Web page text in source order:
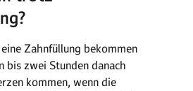
Zahnfüllung bekommen
bis zwei Stunden danach
kommen, wenn die